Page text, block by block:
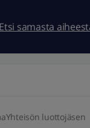
Etsi samasta
luottojäsen